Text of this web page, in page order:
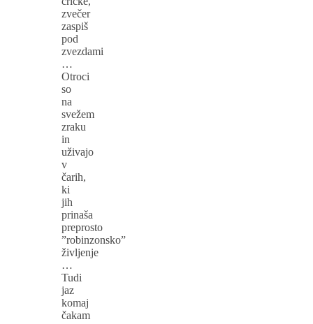
zvečer
zaspiš
pod
zvezdami
…
Otroci
so
na
svežem
zraku
in
uživajo
v
čarih,
ki
jih
prinaša
preprosto
”robinzonsko”
življenje
…
Tudi
jaz
komaj
čakam